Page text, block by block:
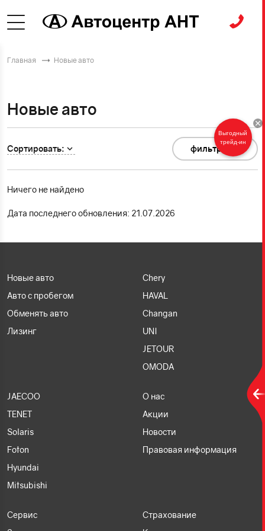
Главная Новые авто
Новые авто
Сортировать: фильтр 0
Ничего не найдено
Дата последнего обновления: 21.07.2026
Новые авто
Авто с пробегом
Обменять авто
Лизинг
Chery
HAVAL
Changan
UNI
JETOUR
OMODA
JAECOO
TENET
Solaris
Foton
Hyundai
Mitsubishi
О нас
Акции
Новости
Правовая информация
Сервис
Страхование
Выгодный
трейд-ин